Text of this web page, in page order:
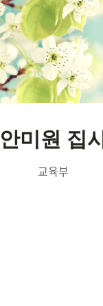
미원 집
교육부